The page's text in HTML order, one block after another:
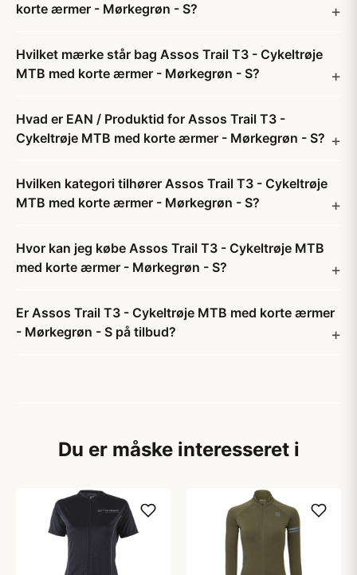
korte ærmer - Mørkegrøn - S?
Hvilket mærke står bag Assos Trail T3 - Cykeltrøje
MTB med korte ærmer - Mørkegrøn - S?
Hvad er EAN / Produktid for Assos Trail T3 -
Cykeltrøje MTB med korte ærmer - Mørkegrøn - S?
Hvilken kategori tilhører Assos Trail T3 - Cykeltrøje
MTB med korte ærmer - Mørkegrøn - S?
Hvor kan jeg købe Assos Trail T3 - Cykeltrøje MTB
med korte ærmer - Mørkegrøn - S?
Er Assos Trail T3 - Cykeltrøje MTB med korte ærmer
- Mørkegrøn - S på tilbud?
Du er måske interesseret i